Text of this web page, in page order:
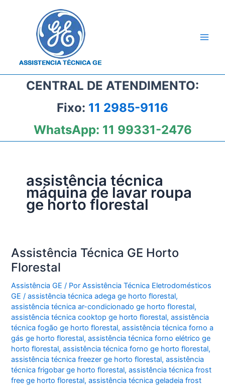
CENTRAL DE ATENDIMENTO:
Fixo: 11 2985-9116
WhatsApp: 11 99331-2476
assistência técnica
máquina de lavar roupa
ge horto florestal
Assistência Técnica GE Horto
Florestal
Assistência GE / PorAssistência Técnica Eletrodomésticos
GE/assistência técnica adega ge horto florestal,
assistência técnica ar-condicionado ge horto florestal,
assistência técnica cooktop ge horto florestal,assistência
técnica fogão ge horto florestal,assistência técnica forno a
gás ge horto florestal,assistência técnica forno elétrico ge
horto florestal,assistência técnica forno ge horto florestal,
assistência técnica freezer ge horto florestal,assistência
técnica frigobar ge horto florestal,assistência técnica frost
free ge horto florestal,assistência técnica geladeia frost